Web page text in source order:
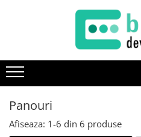
Fototapet Personalizat
Office Elixir Capsule
Tablouri Canvas
Postere
Panouri
Afiseaza: 1-6 din 6 produse